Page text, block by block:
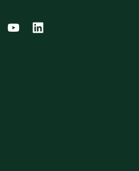
FacebookYoutube